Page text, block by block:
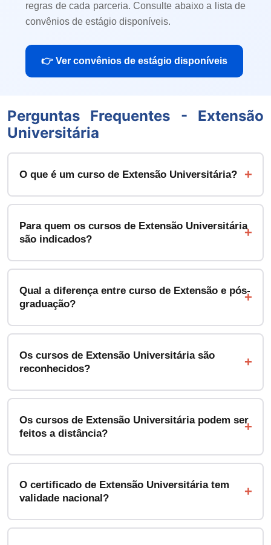
regras de cada parceria. Consulte abaixo a lista de
convênios de estágio disponíveis.
👉 Ver convênios de estágio disponíveis
Perguntas Frequentes - Extensão
Universitária
O que é um curso de Extensão Universitária?
Para quem os cursos de Extensão Universitária
são indicados?
Qual a diferença entre curso de Extensão e pós-
graduação?
Os cursos de Extensão Universitária são
reconhecidos?
Os cursos de Extensão Universitária podem ser
feitos a distância?
O certificado de Extensão Universitária tem
validade nacional?